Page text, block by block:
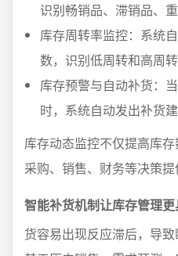
识别畅销品、滞销品、重
库存周转率监控：系统
数，识别低周转和高周
库存预警与自动补货：
时，系统自动发出补货
库存动态监控不仅提高库
采购、销售、财务等决策提
智能补货机制让库存管理
货容易出现反应滞后，导